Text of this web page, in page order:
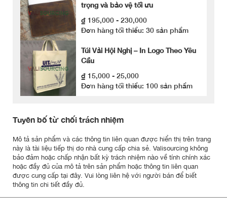
trọng và bảo vệ tối ưu
₫ 195,000 - 230,000
Đơn hàng tối thiểu: 30 sản phẩm
Túi Vải Hội Nghị – In Logo Theo Yêu
Cầu
₫ 15,000 - 25,000
Đơn hàng tối thiểu: 100 sản phẩm
Tuyên bố từ chối trách nhiệm
Mô tả sản phẩm và các thông tin liên quan được hiển thị trên trang
này là tài liệu tiếp thị do nhà cung cấp chia sẻ. Valisourcing không
bảo đảm hoặc chấp nhận bất kỳ trách nhiệm nào về tính chính xác
hoặc đầy đủ của mô tả trên sản phẩm hoặc thông tin liên quan
được cung cấp tại đây. Vui lòng liên hệ với người bán để biết
thông tin chi tiết đầy đủ.